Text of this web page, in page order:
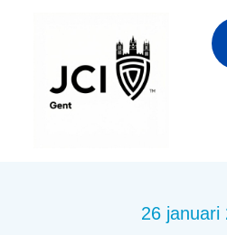
26 januari